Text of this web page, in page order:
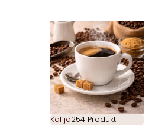
Kafija254 Produkti